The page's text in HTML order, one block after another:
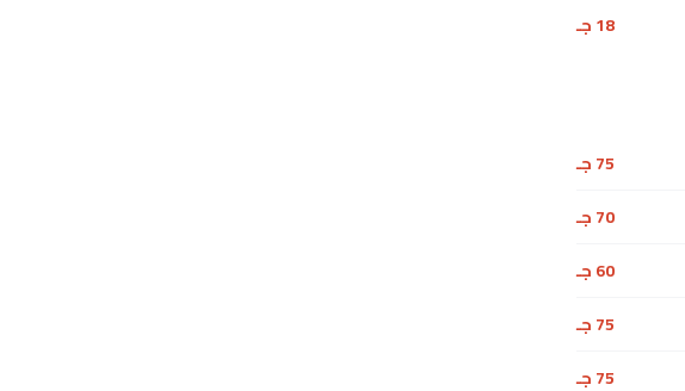
18 جـ
75 جـ
70 جـ
60 جـ
75 جـ
75 جـ